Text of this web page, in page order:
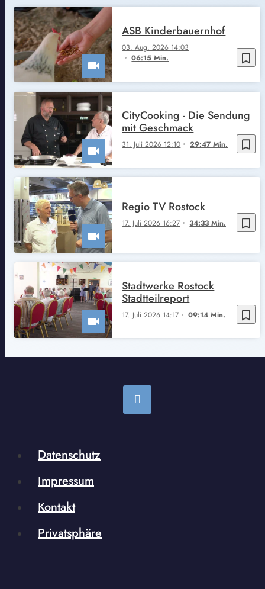
bookmark_border
03. Aug. 2026 14:03
06:15 Min.
ASB Kinderbauernhof
bookmark_border
31. Juli 2026 12:10 29:47 Min.
CityCooking - Die Sendung
mit Geschmack
bookmark_border
17. Juli 2026 16:27 34:33 Min.
Regio TV Rostock
bookmark_border
17. Juli 2026 14:17 09:14 Min.
Stadtwerke Rostock
Stadtteilreport
Datenschutz
Impressum
Kontakt
Privatsphäre